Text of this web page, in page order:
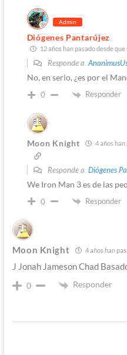
Admin
Diógenes Pantarújez
12 años han pasado desde
Responde a
No, en serio, ¿es por el
0 Responder
Moon Knight 4 años
Responde a Diógenes
We Iron Man 3 es de las
0 Responder
Moon Knight 4 años han
J Jonah Jameson Chad
0 Responder